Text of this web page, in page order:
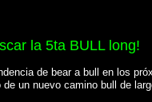
la 5ta BULL long!
de bear a bull en los
un nuevo camino bull de